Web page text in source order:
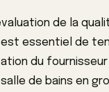
de la
essentiel de
du fournisseur
de bains en